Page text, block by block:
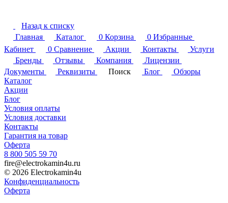
Назад к списку
Главная
Каталог 0 Корзина 0 Избранные
Кабинет
0 Сравнение Акции Контакты
Услуги
Бренды
Отзывы Компания
Лицензии
Документы
Реквизиты Поиск Блог
Обзоры
Каталог
Акции
Блог
Условия оплаты
Условия доставки
Контакты
Гарантия на товар
Оферта
8 800 505 59 70
fire@electrokamin4u.ru
© 2026 Electrokamin4u
Конфиденциальность
Оферта